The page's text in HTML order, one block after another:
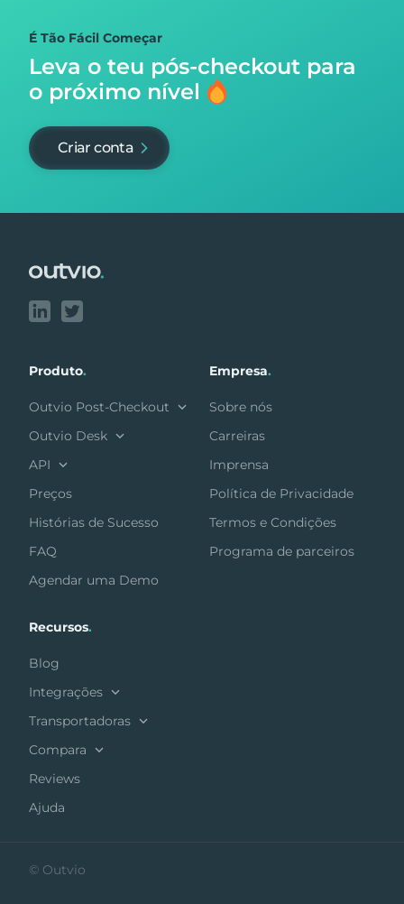
É Tão Fácil Começar
Leva o teu pós-checkout para
o próximo nível
Criar conta
Produto.
Outvio Post-Checkout
Outvio Desk
API
Preços
Histórias de Sucesso
FAQ
Agendar uma Demo
Empresa.
Sobre nós
Carreiras
Imprensa
Política de Privacidade
Termos e Condições
Programa de parceiros
Recursos.
Blog
Integrações
Transportadoras
Compara
Reviews
Ajuda
© Outvio